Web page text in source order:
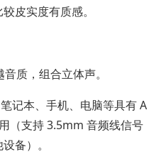
皮实度有质感。
质，组合立体声。
记本、手机、电脑等具有 A
（支持 3.5mm 音频线信号
备）。